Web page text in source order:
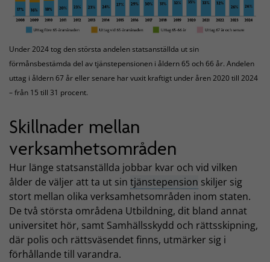
Under 2024 tog den största andelen statsanställda ut sin
förmånsbestämda del av tjänstepensionen i åldern 65 och 66 år. Andelen
uttag i åldern 67 år eller senare har vuxit kraftigt under åren 2020 till 2024
– från 15 till 31 procent.
Skillnader mellan
verksamhetsområden
Hur länge statsanställda jobbar kvar och vid vilken
ålder de väljer att ta ut sin tjänstepension skiljer sig
stort mellan olika verksamhetsområden inom staten.
De två största områdena Utbildning, dit bland annat
universitet hör, samt Samhällsskydd och rättsskipning,
där polis och rättsväsendet finns, utmärker sig i
förhållande till varandra.